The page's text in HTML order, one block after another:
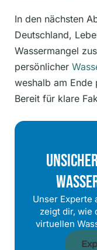
In den nächsten
Deutschland,
Wassermangel
persönlicher
weshalb am Ende
Bereit für klare
Unser Experte
zeigt dir, wie
virtuellen